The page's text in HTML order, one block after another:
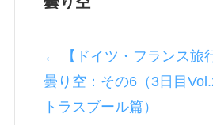
← 【ドイツ・フランス旅
曇り空：その6（3日目
トラスブール篇）